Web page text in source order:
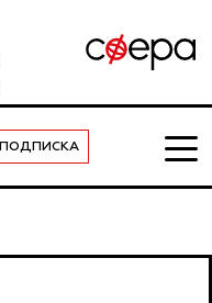
ПОДПИСКА